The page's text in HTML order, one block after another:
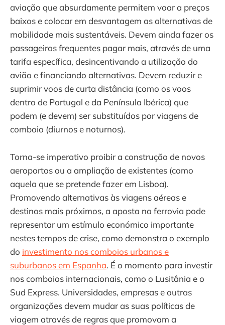
aviação que absurdamente permitem voar a preços
baixos e colocar em desvantagem as alternativas de
mobilidade mais sustentáveis. Devem ainda fazer os
passageiros frequentes pagar mais, através de uma
tarifa específica, desincentivando a utilização do
avião e financiando alternativas. Devem reduzir e
suprimir voos de curta distância (como os voos
dentro de Portugal e da Península Ibérica) que
podem (e devem) ser substituídos por viagens de
comboio (diurnos e noturnos).
Torna-se imperativo proibir a construção de novos
aeroportos ou a ampliação de existentes (como
aquela que se pretende fazer em Lisboa).
Promovendo alternativas às viagens aéreas e
destinos mais próximos, a aposta na ferrovia pode
representar um estímulo económico importante
nestes tempos de crise, como demonstra o exemplo
do investimento nos comboios urbanos e
suburbanos em Espanha. É o momento para investir
nos comboios internacionais, como o Lusitânia e o
Sud Express. Universidades, empresas e outras
organizações devem mudar as suas políticas de
viagem através de regras que promovam a